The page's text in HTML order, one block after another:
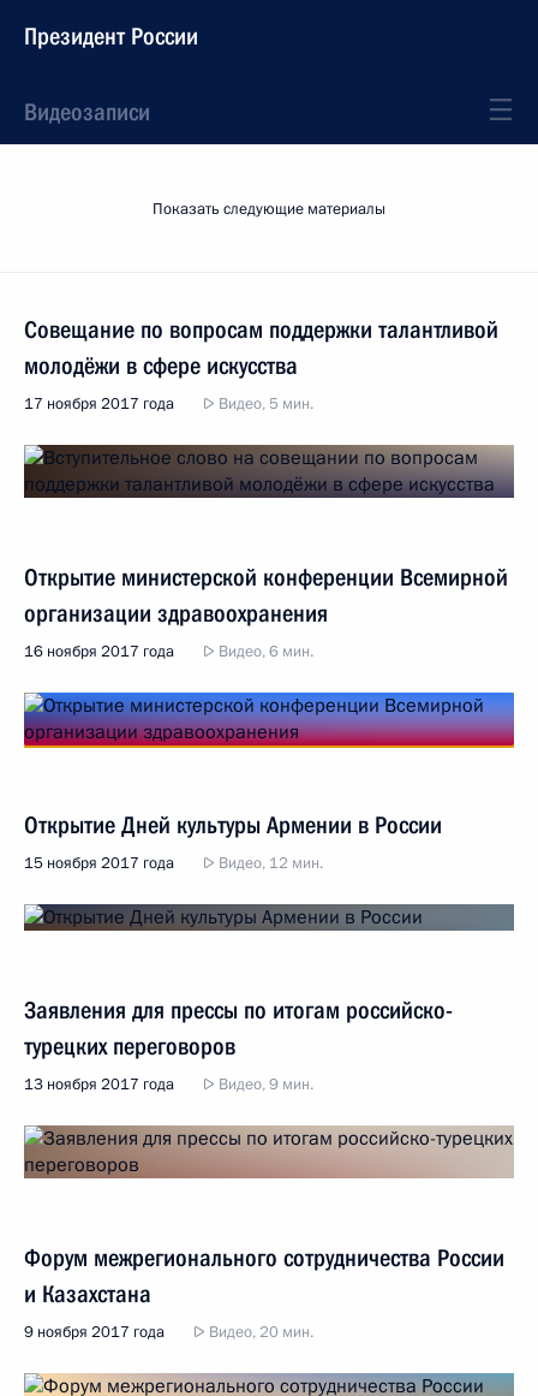
Президент России
Видеозаписи
Показать следующие материалы
Совещание по вопросам поддержки талантливой
молодёжи в сфере искусства
17 ноября 2017 года Видео, 5 мин.
Открытие министерской конференции Всемирной
организации здравоохранения
16 ноября 2017 года Видео, 6 мин.
Открытие Дней культуры Армении в России
15 ноября 2017 года Видео, 12 мин.
Заявления для прессы по итогам российско-
турецких переговоров
13 ноября 2017 года Видео, 9 мин.
Форум межрегионального сотрудничества России
и Казахстана
9 ноября 2017 года Видео, 20 мин.